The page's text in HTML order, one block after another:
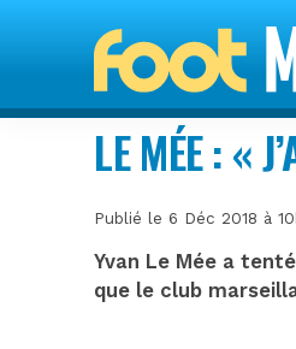
LE MÉE : «
Publié le 6 Déc 2018 à
Yvan Le Mée a
que le club